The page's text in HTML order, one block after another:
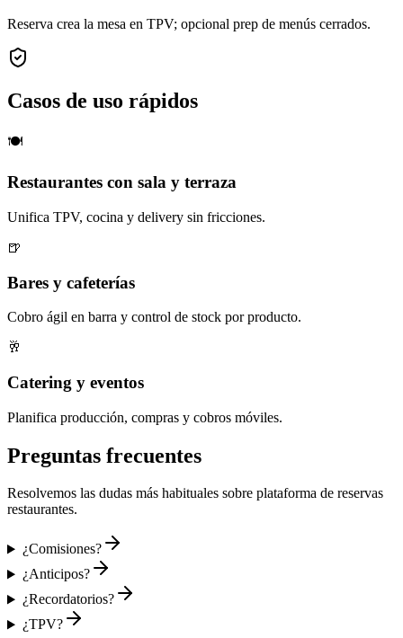
Reserva crea la mesa en TPV; opcional prep de menús cerrados.
Casos de uso rápidos
🍽️
Restaurantes con sala y terraza
Unifica TPV, cocina y delivery sin fricciones.
🍺
Bares y cafeterías
Cobro ágil en barra y control de stock por producto.
🥂
Catering y eventos
Planifica producción, compras y cobros móviles.
Preguntas frecuentes
Resolvemos las dudas más habituales sobre plataforma de reservas
restaurantes.
¿Comisiones?
¿Anticipos?
¿Recordatorios?
¿TPV?